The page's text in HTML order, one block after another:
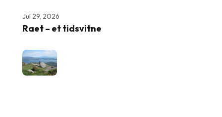
Jul 29, 2026
Raet – et tidsvitne